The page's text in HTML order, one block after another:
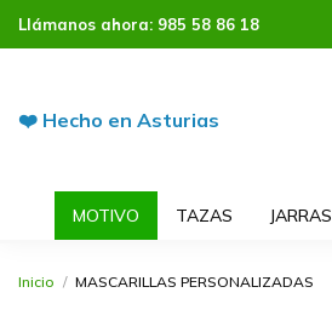
Llámanos ahora: 985 58 86 18
❤️ Hecho en Asturias
MOTIVO TAZAS JARRAS
Inicio MASCARILLAS PERSONALIZADAS